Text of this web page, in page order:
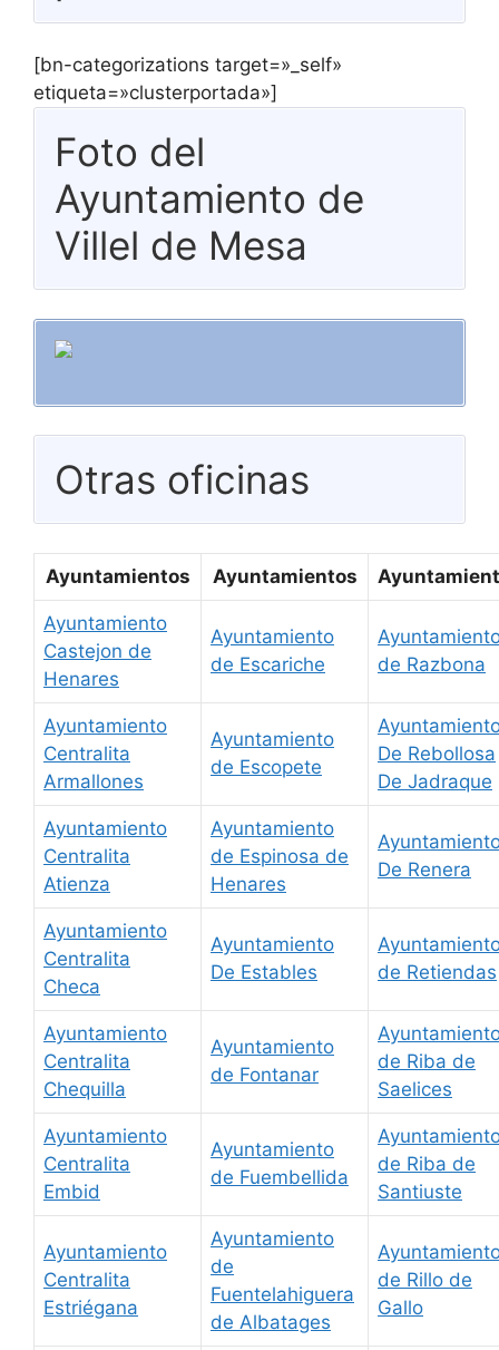
[bn-categorizations target=»_self»
etiqueta=»clusterportada»]
Foto del
Ayuntamiento de
Villel de Mesa
Otras oficinas
Ayuntamientos Ayuntamientos
Ayuntamiento
Castejon de
Henares
Ayuntamiento
de Escariche
de Razbona
Ayuntamiento
Centralita
Armallones
Ayuntamiento
de Escopete
De Rebollosa
De Jadraque
Ayuntamiento
Centralita
Atienza
Ayuntamiento
de Espinosa de
Henares
De Renera
Ayuntamiento
Centralita
Checa
Ayuntamiento
De Estables
de Retiendas
Ayuntamiento
Centralita
Chequilla
Ayuntamiento
de Fontanar
de Riba de
Saelices
Ayuntamiento
Centralita
Embid
Ayuntamiento
de Fuembellida
de Riba de
Santiuste
Ayuntamiento
Centralita
Estriégana
Ayuntamiento
de
Fuentelahiguera
de Albatages
de Rillo de
Gallo